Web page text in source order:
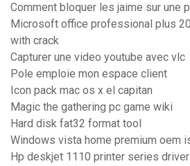
Comment bloquer les jaime sur une
Microsoft office professional plus
with crack
Capturer une video youtube avec vlc
Pole emploie mon espace client
Icon pack mac os x el capitan
Magic the gathering pc game wiki
Hard disk fat32 format tool
Windows vista home premium oem
Hp deskjet 1110 printer series